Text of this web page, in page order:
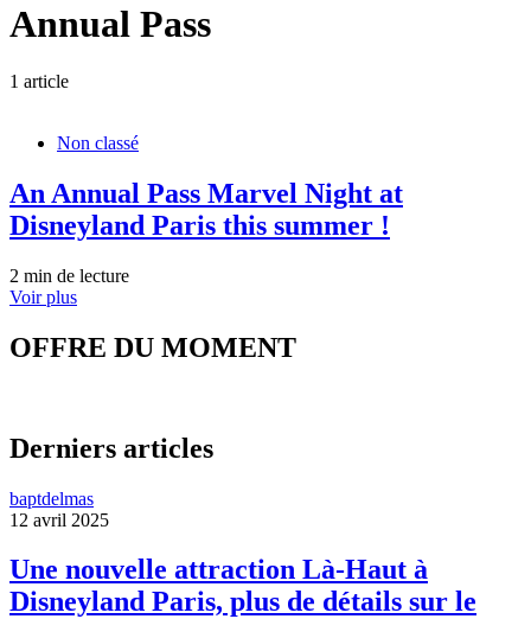
Annual Pass
1 article
Non classé
An Annual Pass Marvel Night at
Disneyland Paris this summer !
2 min de lecture
Voir plus
OFFRE DU MOMENT
Derniers articles
baptdelmas
12 avril 2025
Une nouvelle attraction Là-Haut à
Disneyland Paris, plus de détails sur le